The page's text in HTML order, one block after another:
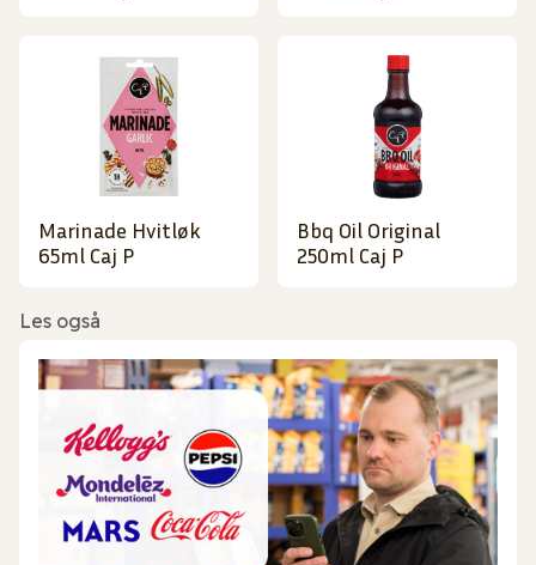
Marinade Hvitløk
65ml Caj P
Bbq Oil Original
250ml Caj P
Les også